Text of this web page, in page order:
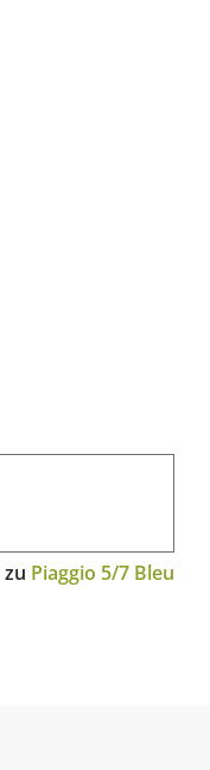
zu Piaggio 5/7 Bleu